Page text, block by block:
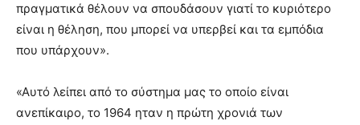
πραγματικά θέλουν να σπουδάσουν γιατί το κυριότερο
είναι η θέληση, που μπορεί να υπερβεί και τα εμπόδια
που υπάρχουν».
«Αυτό λείπει από το σύστημα μας το οποίο είναι
ανεπίκαιρο, το 1964 ηταν η πρώτη χρονιά των